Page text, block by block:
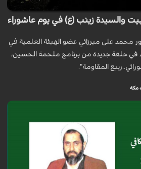
والسيدة زينب (ع) في يوم عاشوراء
محمد على ميرزائي عضو الهيئة العلمية في
في حلقة جديدة من برنامج ملحمة الحسين،
المقاومة".